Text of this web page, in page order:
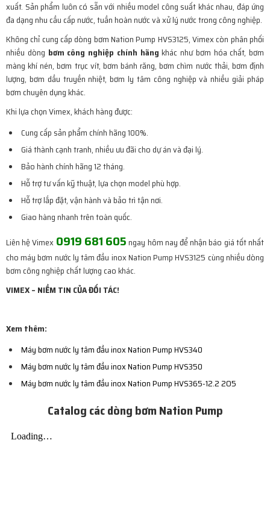
xuất. Sản phẩm luôn có sẵn với nhiều model công suất khác nhau, đáp ứng
đa dạng nhu cầu cấp nước, tuần hoàn nước và xử lý nước trong công nghiệp.
Không chỉ cung cấp dòng bơm Nation Pump HVS3125, Vimex còn phân phối
nhiều dòng bơm công nghiệp chính hãng khác như bơm hóa chất, bơm
màng khí nén, bơm trục vít, bơm bánh răng, bơm chìm nước thải, bơm định
lượng, bơm dầu truyền nhiệt, bơm ly tâm công nghiệp và nhiều giải pháp
bơm chuyên dụng khác.
Khi lựa chọn Vimex, khách hàng được:
Cung cấp sản phẩm chính hãng 100%.
Giá thành cạnh tranh, nhiều ưu đãi cho dự án và đại lý.
Bảo hành chính hãng 12 tháng.
Hỗ trợ tư vấn kỹ thuật, lựa chọn model phù hợp.
Hỗ trợ lắp đặt, vận hành và bảo trì tận nơi.
Giao hàng nhanh trên toàn quốc.
Liên hệ Vimex 0919 681 605ngay hôm nay để nhận báo giá tốt nhất
cho máy bơm nước ly tâm đầu inox Nation Pump HVS3125 cùng nhiều dòng
bơm công nghiệp chất lượng cao khác.
VIMEX – NIỀM TIN CỦA ĐỐI TÁC!
Xem thêm:
Máy bơm nước ly tâm đầu inox Nation Pump HVS340
Máy bơm nước ly tâm đầu inox Nation Pump HVS350
Máy bơm nước ly tâm đầu inox Nation Pump HVS365-12.2 2O5
Catalog các dòng bơm Nation Pump